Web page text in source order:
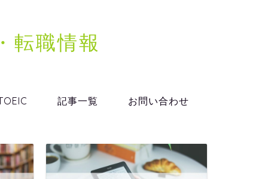
転職情報
記事一覧 お問い合わせ